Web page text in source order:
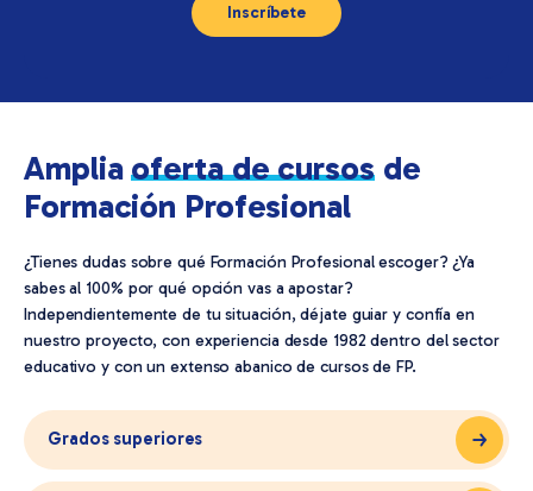
Inscríbete
Ampliaoferta de cursosde
Formación Profesional
¿Tienes dudas sobre qué Formación Profesional escoger? ¿Ya
sabes al 100% por qué opción vas a apostar?
Independientemente de tu situación, déjate guiar y confía en
nuestro proyecto, con experiencia desde 1982 dentro del sector
educativo y con un extenso abanico de cursos de FP.
Grados superiores